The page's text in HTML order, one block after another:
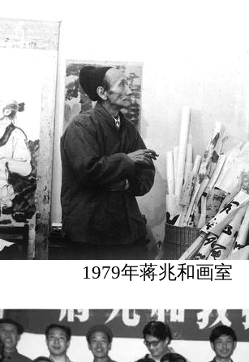
1979年蒋兆和画室